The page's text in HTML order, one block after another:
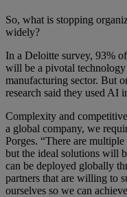
So, what is stopping
widely?
In a Deloitte survey, 93%
will be a pivotal
manufacturing sector. But
research said they used AI
Complexity and
a global company, we
Porges. “There are
but the ideal solutions will
can be deployed globally
partners that are willing to
ourselves so we can